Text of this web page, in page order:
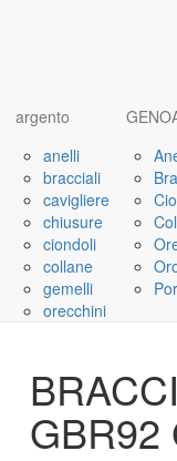
argento
anelli
bracciali
cavigliere
chiusure
ciondoli
collane
gemelli
orecchini
GBR92